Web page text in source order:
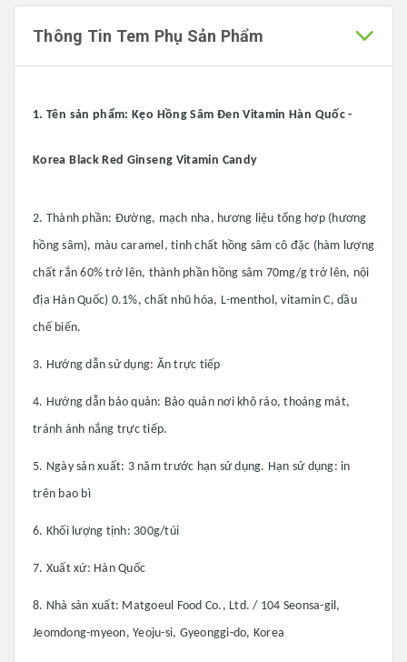
Thông Tin Tem Phụ Sản Phẩm
1. Tên sản phẩm:Kẹo Hồng Sâm Đen Vitamin Hàn Quốc -
Korea Black Red Ginseng Vitamin Candy
2. Thành phần: Đường, mạch nha, hương liệu tổng hợp (hương
hồng sâm), màu caramel, tinh chất hồng sâm cô đặc (hàm lượng
chất rắn 60% trở lên, thành phần hồng sâm 70mg/g trở lên, nội
địa Hàn Quốc) 0.1%, chất nhũ hóa, L-menthol, vitamin C, dầu
chế biến.
3. Hướng dẫn sử dụng: Ăn trực tiếp
4. Hướng dẫn bảo quản: Bảo quản nơi khô ráo, thoáng mát,
tránh ánh nắng trực tiếp.
5. Ngày sản xuất: 3 năm trước hạn sử dụng. Hạn sử dụng: in
trên bao bì
6. Khối lượng tịnh: 300g/túi
7. Xuất xứ: Hàn Quốc
8. Nhà sản xuất: Matgoeul Food Co., Ltd. / 104 Seonsa-gil,
Jeomdong-myeon, Yeoju-si, Gyeonggi-do, Korea